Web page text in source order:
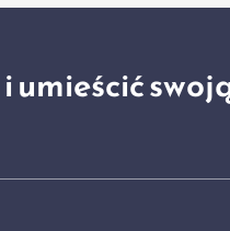
i umieścić